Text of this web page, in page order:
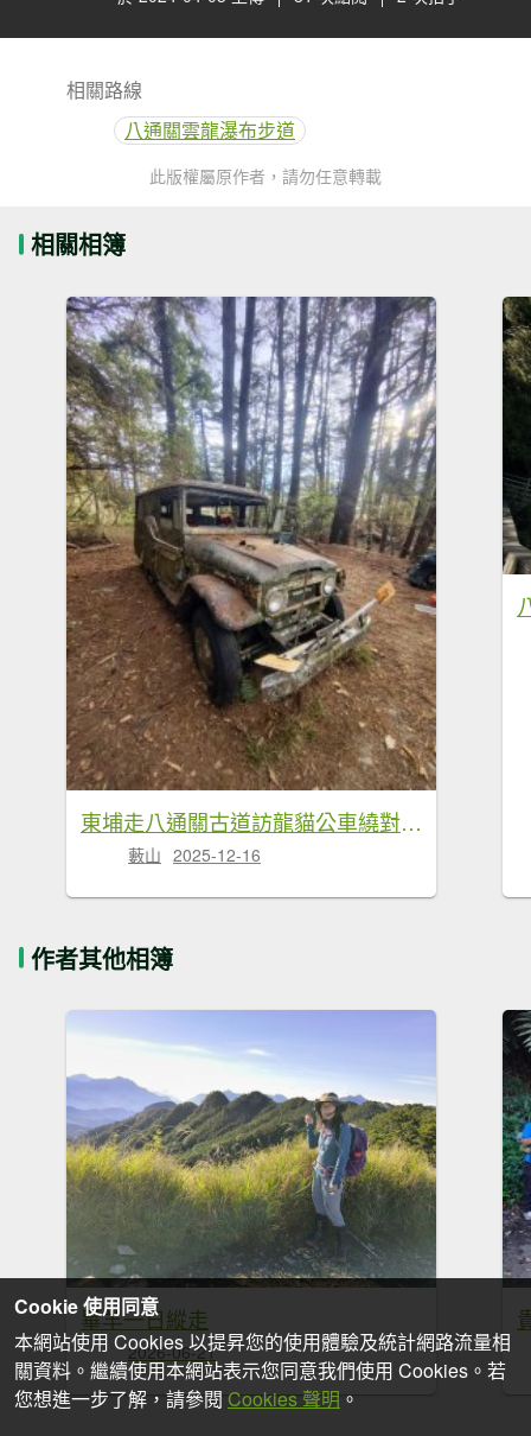
相關路線
八通關雲龍瀑布步道
此版權屬原作者，請勿任意轉載
相關相簿
東埔走八通關古道訪龍貓公車繞對關山O型
藪山 2025-12-16
作者其他相簿
畢羊一日縱走
2026-06-21
Cookie 使用同意
本網站使用 Cookies 以提昇您的使用體驗及統計網路流量相
關資料。繼續使用本網站表示您同意我們使用 Cookies。若
您想進一步了解，請參閱 Cookies 聲明 。